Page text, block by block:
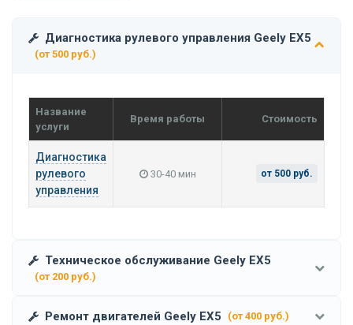
Диагностика рулевого управления Geely EX5
(от 500 руб.)
Название
услуги
Время работы Стоимость
Диагностика
рулевого
управления
30-40 мин от 500 руб.
Техническое обслуживание Geely EX5
(от 200 руб.)
Ремонт двигателей Geely EX5 (от 400 руб.)